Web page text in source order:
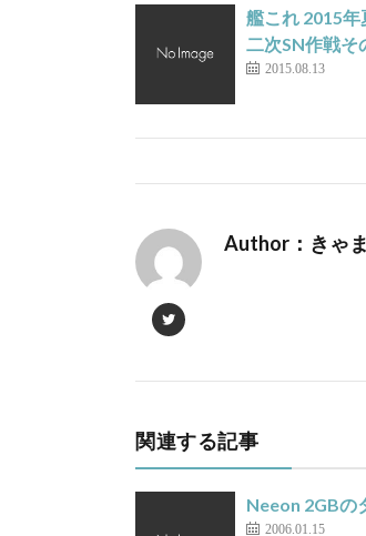
艦これ 2015
二次SN作戦そ
2015.08.13
Author：きゃま
関連する記事
Neeon 2GBの
2006.01.15